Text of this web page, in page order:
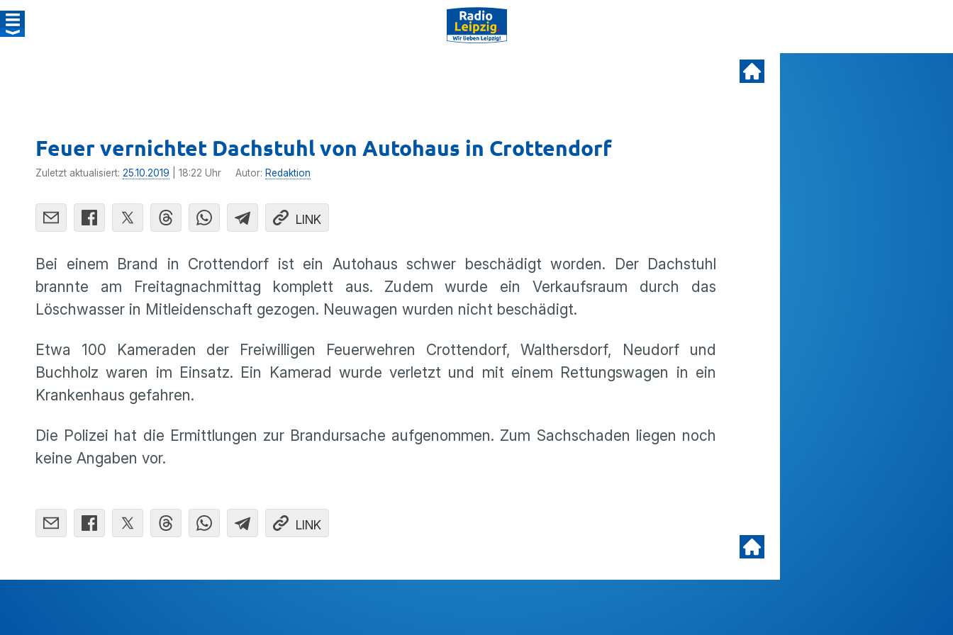
Feuer vernichtet Dachstuhl von Autohaus in Crottendorf
Zuletzt aktualisiert: 25.10.2019 | 18:22 Uhr Autor: Redaktion
LINK
Bei einem Brand in Crottendorf ist ein Autohaus schwer beschädigt worden. Der Dachstuhl
brannte am Freitagnachmittag komplett aus. Zudem wurde ein Verkaufsraum durch das
Löschwasser in Mitleidenschaft gezogen. Neuwagen wurden nicht beschädigt.
Etwa 100 Kameraden der Freiwilligen Feuerwehren Crottendorf, Walthersdorf, Neudorf und
Buchholz waren im Einsatz. Ein Kamerad wurde verletzt und mit einem Rettungswagen in ein
Krankenhaus gefahren.
Die Polizei hat die Ermittlungen zur Brandursache aufgenommen. Zum Sachschaden liegen noch
keine Angaben vor.
LINK